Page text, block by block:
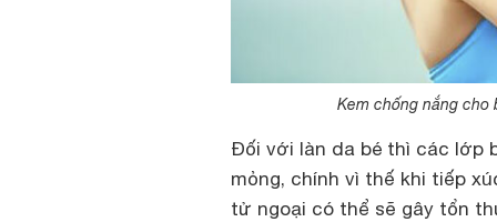
Kem chống nắng cho
Đối với làn da bé thì các lớp
mỏng, chính vì thế khi tiếp
tử ngoại có thể sẽ gây tổn